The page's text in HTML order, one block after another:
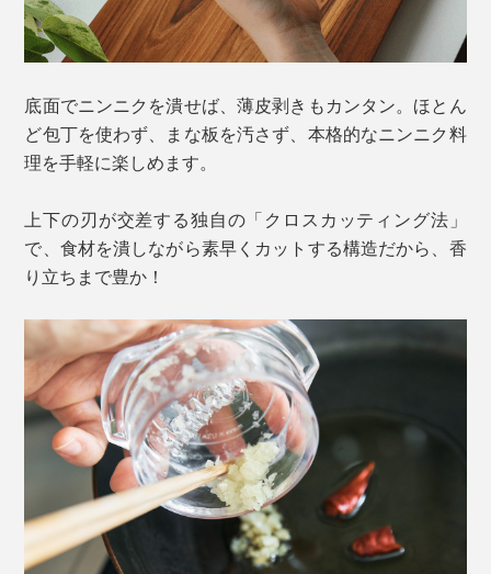
底面でニンニクを潰せば、薄皮剥きもカンタン。ほとん
ど包丁を使わず、まな板を汚さず、本格的なニンニク料
理を手軽に楽しめます。
上下の刃が交差する独自の「クロスカッティング法」
で、食材を潰しながら素早くカットする構造だから、香
り立ちまで豊か！